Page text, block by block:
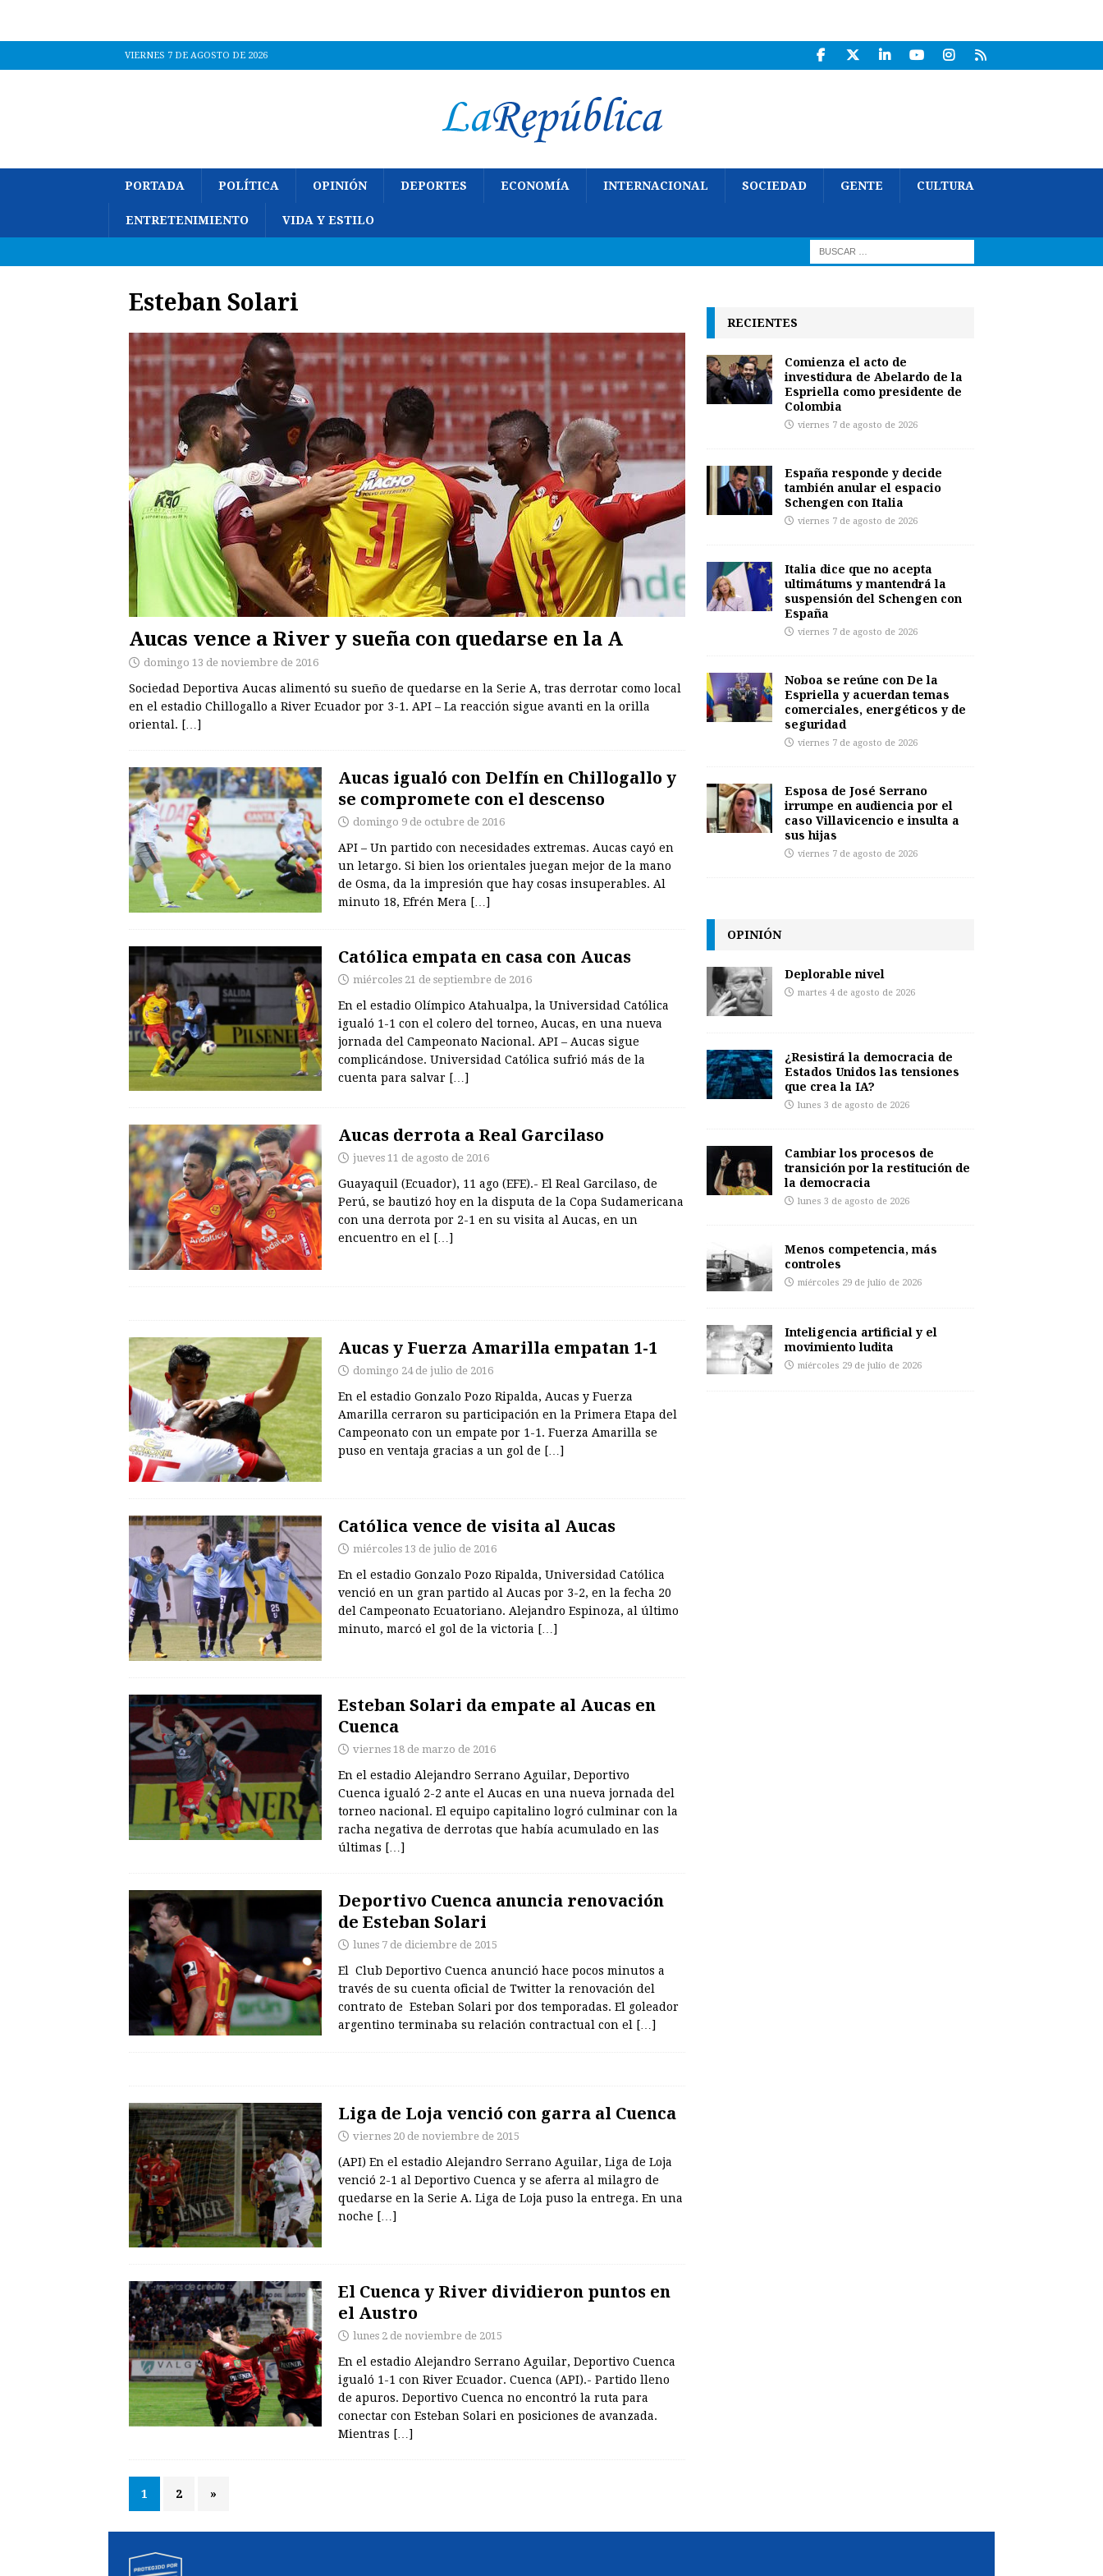
VIERNES 7 DE AGOSTO DE 2026
PORTADA POLÍTICA OPINIÓN DEPORTES ECONOMÍA INTERNACIONAL SOCIEDAD GENTE CULTURA
ENTRETENIMIENTO VIDA Y ESTILO
Esteban Solari
Aucas vence a River y sueña con quedarse en la A
domingo 13 de noviembre de 2016
Sociedad Deportiva Aucas alimentó su sueño de quedarse en la Serie A, tras derrotar como local
en el estadio Chillogallo a River Ecuador por 3-1. API – La reacción sigue avanti en la orilla
oriental. […]
Aucas igualó con Delfín en Chillogallo y
se compromete con el descenso
domingo 9 de octubre de 2016
API – Un partido con necesidades extremas. Aucas cayó en
un letargo. Si bien los orientales juegan mejor de la mano
de Osma, da la impresión que hay cosas insuperables. Al
minuto 18, Efrén Mera […]
Católica empata en casa con Aucas
miércoles 21 de septiembre de 2016
En el estadio Olímpico Atahualpa, la Universidad Católica
igualó 1-1 con el colero del torneo, Aucas, en una nueva
jornada del Campeonato Nacional. API – Aucas sigue
complicándose. Universidad Católica sufrió más de la
cuenta para salvar […]
Aucas derrota a Real Garcilaso
jueves 11 de agosto de 2016
Guayaquil (Ecuador), 11 ago (EFE).- El Real Garcilaso, de
Perú, se bautizó hoy en la disputa de la Copa Sudamericana
con una derrota por 2-1 en su visita al Aucas, en un
encuentro en el […]
Aucas y Fuerza Amarilla empatan 1-1
domingo 24 de julio de 2016
En el estadio Gonzalo Pozo Ripalda, Aucas y Fuerza
Amarilla cerraron su participación en la Primera Etapa del
Campeonato con un empate por 1-1. Fuerza Amarilla se
puso en ventaja gracias a un gol de […]
Católica vence de visita al Aucas
miércoles 13 de julio de 2016
En el estadio Gonzalo Pozo Ripalda, Universidad Católica
venció en un gran partido al Aucas por 3-2, en la fecha 20
del Campeonato Ecuatoriano. Alejandro Espinoza, al último
minuto, marcó el gol de la victoria […]
Esteban Solari da empate al Aucas en
Cuenca
viernes 18 de marzo de 2016
En el estadio Alejandro Serrano Aguilar, Deportivo
Cuenca igualó 2-2 ante el Aucas en una nueva jornada del
torneo nacional. El equipo capitalino logró culminar con la
racha negativa de derrotas que había acumulado en las
últimas […]
Deportivo Cuenca anuncia renovación
de Esteban Solari
lunes 7 de diciembre de 2015
El Club Deportivo Cuenca anunció hace pocos minutos a
través de su cuenta oficial de Twitter la renovación del
contrato de Esteban Solari por dos temporadas. El goleador
argentino terminaba su relación contractual con el
[…]
Liga de Loja venció con garra al Cuenca
viernes 20 de noviembre de 2015
(API) En el estadio Alejandro Serrano Aguilar, Liga de Loja
venció 2-1 al Deportivo Cuenca y se aferra al milagro de
quedarse en la Serie A. Liga de Loja puso la entrega. En una
noche […]
El Cuenca y River dividieron puntos en
el Austro
lunes 2 de noviembre de 2015
En el estadio Alejandro Serrano Aguilar, Deportivo Cuenca
igualó 1-1 con River Ecuador. Cuenca (API).- Partido lleno
de apuros. Deportivo Cuenca no encontró la ruta para
conectar con Esteban Solari en posiciones de avanzada.
Mientras […]
1 2 »
RECIENTES
Comienza el acto de
investidura de Abelardo de la
Espriella como presidente de
Colombia
viernes 7 de agosto de 2026
España responde y decide
también anular el espacio
Schengen con Italia
viernes 7 de agosto de 2026
Italia dice que no acepta
ultimátums y mantendrá la
suspensión del Schengen con
España
viernes 7 de agosto de 2026
Noboa se reúne con De la
Espriella y acuerdan temas
comerciales, energéticos y de
seguridad
viernes 7 de agosto de 2026
Esposa de José Serrano
irrumpe en audiencia por el
caso Villavicencio e insulta a
sus hijas
viernes 7 de agosto de 2026
OPINIÓN
Deplorable nivel
martes 4 de agosto de 2026
¿Resistirá la democracia de
Estados Unidos las tensiones
que crea la IA?
lunes 3 de agosto de 2026
Cambiar los procesos de
transición por la restitución de
la democracia
lunes 3 de agosto de 2026
Menos competencia, más
controles
miércoles 29 de julio de 2026
Inteligencia artificial y el
movimiento ludita
miércoles 29 de julio de 2026